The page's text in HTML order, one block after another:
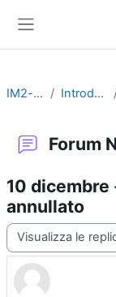
IM2-chim Introduzione
Forum
10
annullato
Modalità